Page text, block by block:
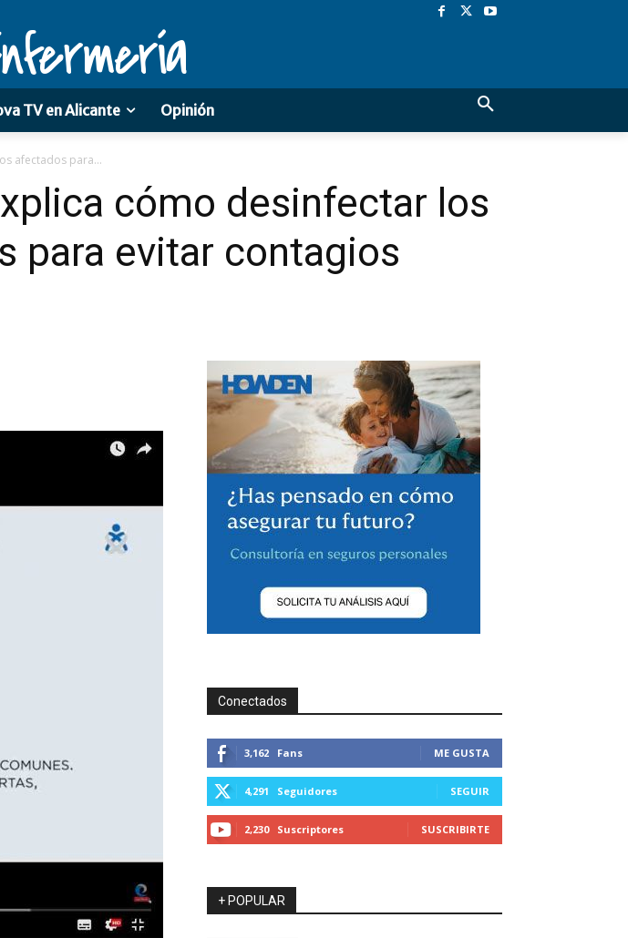
TV en Alicante Opinión
afectados para...
cómo desinfectar los
para evitar contagios
Conectados
3,162 Fans ME GUSTA
4,291 Seguidores SEGUIR
2,230 Suscriptores SUSCRIBIRTE
+ POPULAR